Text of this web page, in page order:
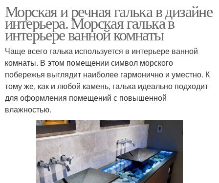
Морская и речная галька в дизайне
интерьера. Морская галька в
интерьере ванной комнаты
Чаще всего галька используется в интерьере ванной
комнаты. В этом помещении символ морского
побережья выглядит наиболее гармонично и уместно. К
тому же, как и любой камень, галька идеально подходит
для оформления помещений с повышенной
влажностью.